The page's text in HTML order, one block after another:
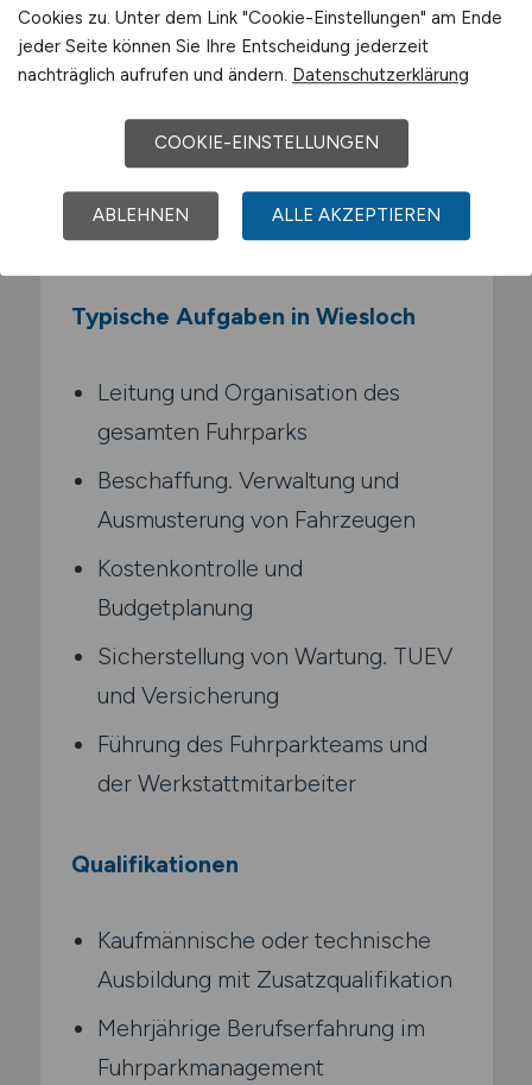
Unternehmens. Du kümmerst dich um
Beschaffung. Wartung und Ausmusterung
gesetzlichen Anforderungen erfüllt werden.
Darüber hinaus optimierst du Kosten und
organisierst den effizienten Einsatz der
Fahrzeuge.
Typische Aufgaben in Wiesloch
Leitung und Organisation des
gesamten Fuhrparks
Beschaffung. Verwaltung und
Ausmusterung von Fahrzeugen
Kostenkontrolle und
Budgetplanung
Sicherstellung von Wartung. TUEV
und Versicherung
Führung des Fuhrparkteams und
der Werkstattmitarbeiter
Qualifikationen
Kaufmännische oder technische
Ausbildung mit Zusatzqualifikation
Mehrjährige Berufserfahrung im
Fuhrparkmanagement
Cookies zu. Unter dem Link "Cookie-Einstellungen" am Ende
jeder Seite können Sie Ihre Entscheidung jederzeit
nachträglich aufrufen und ändern. Datenschutzerklärung
COOKIE-EINSTELLUNGEN
ABLEHNEN ALLE AKZEPTIEREN